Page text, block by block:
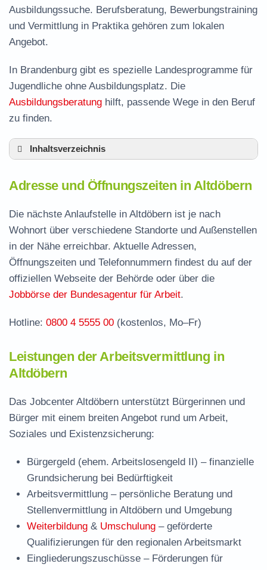
Ausbildungssuche. Berufsberatung, Bewerbungstraining
und Vermittlung in Praktika gehören zum lokalen
Angebot.
In Brandenburg gibt es spezielle Landesprogramme für
Jugendliche ohne Ausbildungsplatz. Die
Ausbildungsberatung hilft, passende Wege in den Beruf
zu finden.
Inhaltsverzeichnis
Leistungen der Arbeitsvermittlung in Altdöbern
Termin vereinbaren und Bürgergeld beantragen
Jobcenter Oberspreewald-Lausitz –
zuständige Stelle
Stellenangebote und Jobbörse in Altdöbern
Häufige Fragen rund ums Jobcenter
Adresse und Öffnungszeiten in Altdöbern
Die nächste Anlaufstelle in Altdöbern ist je nach
Wohnort über verschiedene Standorte und Außenstellen
in der Nähe erreichbar. Aktuelle Adressen,
Öffnungszeiten und Telefonnummern findest du auf der
offiziellen Webseite der Behörde oder über die
Jobbörse der Bundesagentur für Arbeit.
Hotline: 0800 4 5555 00 (kostenlos, Mo–Fr)
Leistungen der Arbeitsvermittlung in
Altdöbern
Das Jobcenter Altdöbern unterstützt Bürgerinnen und
Bürger mit einem breiten Angebot rund um Arbeit,
Soziales und Existenzsicherung:
Bürgergeld (ehem. Arbeitslosengeld II) – finanzielle
Grundsicherung bei Bedürftigkeit
Arbeitsvermittlung – persönliche Beratung und
Stellenvermittlung in Altdöbern und Umgebung
Weiterbildung & Umschulung – geförderte
Qualifizierungen für den regionalen Arbeitsmarkt
Eingliederungszuschüsse – Förderungen für